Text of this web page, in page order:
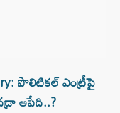
పొలిటికల్‌ ఎంట్రీపై
ఆపేది..?